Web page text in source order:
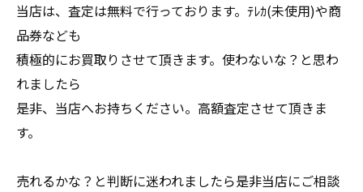
当店は、査定は無料で行っております。ﾃﾚｶ(未使用)や商
品券なども
積極的にお買取りさせて頂きます。使わないな？と思わ
れましたら
是非、当店へお持ちください。高額査定させて頂きま
す。
売れるかな？と判断に迷われましたら是非当店にご相談